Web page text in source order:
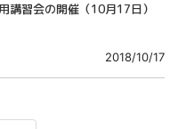
習会の開催（10月17日）
2018/10/17